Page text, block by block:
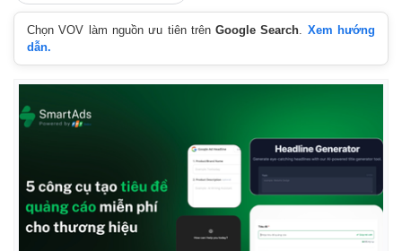
Chọn VOV làm nguồn ưu tiên trênGoogle Search. Xem hướng
dẫn.